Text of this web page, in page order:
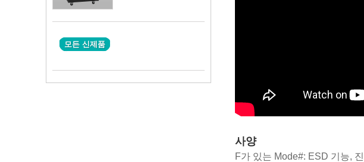
모든 신제품
사양
F가 있는 Mode#: ESD 기능,